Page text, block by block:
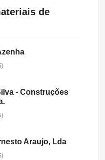
de
- Construções
Araujo, Lda